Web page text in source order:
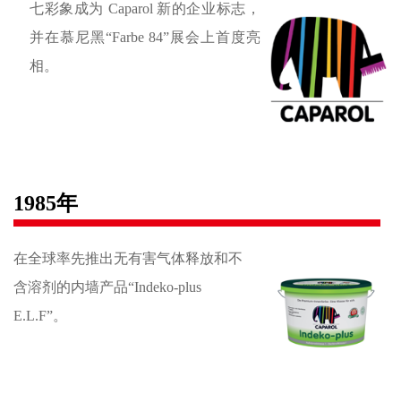
七彩象成为 Caparol 新的企业标志，
并在慕尼黑“Farbe 84”展会上首度亮
相。
1985年
在全球率先推出无有害气体释放和不
含溶剂的内墙产品“Indeko-plus
E.L.F”。